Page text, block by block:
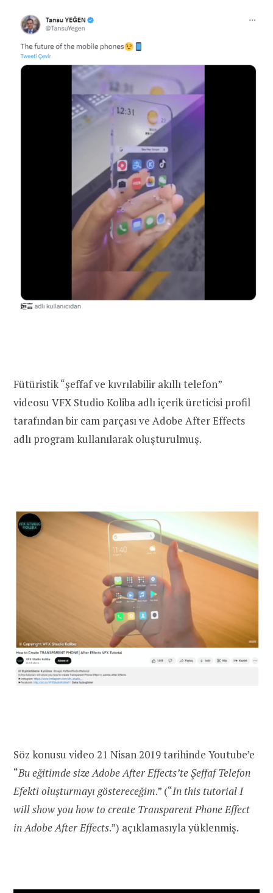
Fütüristik “şeffaf ve kıvrılabilir akıllı telefon”
videosu VFX Studio Koliba adlı içerik üreticisi profil
tarafından bir cam parçası ve Adobe After Effects
adlı program kullanılarak oluşturulmuş.
Söz konusu video 21 Nisan 2019 tarihinde Youtube’e
“Bu eğitimde size Adobe After Effects’te Şeffaf Telefon
Efekti oluşturmayı göstereceğim.” (“In this tutorial I
will show you how to create Transparent Phone Effect
in Adobe After Effects.”) açıklamasıyla yüklenmiş.